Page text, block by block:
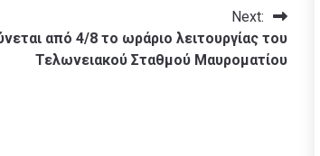
Next:
από 4/8 το ωράριο λειτουργίας του
Τελωνειακού Σταθμού Μαυροματίου